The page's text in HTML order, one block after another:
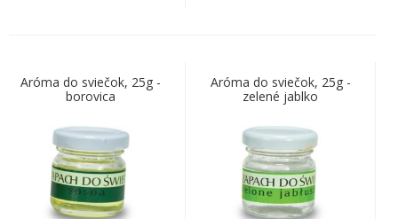
Aróma do sviečok, 25g -
borovica
Aróma do sviečok, 25g -
zelené jablko